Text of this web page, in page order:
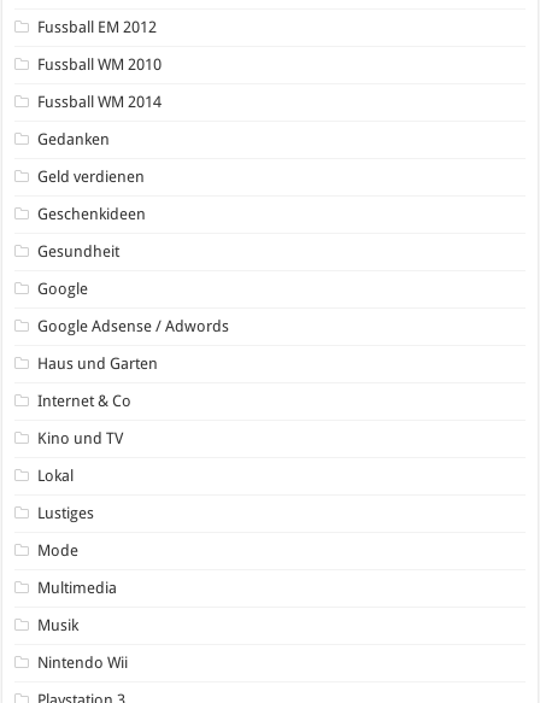
Fussball EM 2012
Fussball WM 2010
Fussball WM 2014
Gedanken
Geld verdienen
Geschenkideen
Gesundheit
Google
Google Adsense / Adwords
Haus und Garten
Internet & Co
Kino und TV
Lokal
Lustiges
Mode
Multimedia
Musik
Nintendo Wii